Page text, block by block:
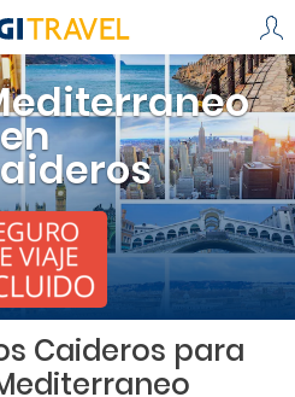
en
Caideros para